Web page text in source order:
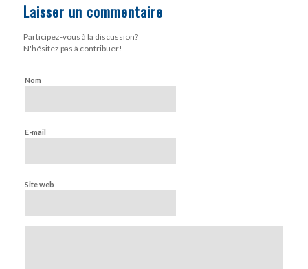
Laisser un commentaire
Participez-vous à la discussion?
N'hésitez pas à contribuer!
Nom
E-mail
Site web